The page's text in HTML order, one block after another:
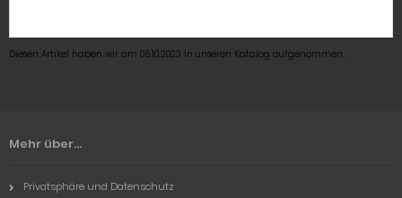
Diesen Artikel haben wir am 06.10.2023 in unseren Katalog aufgenommen.
Mehr über...
Privatsphäre und Datenschutz